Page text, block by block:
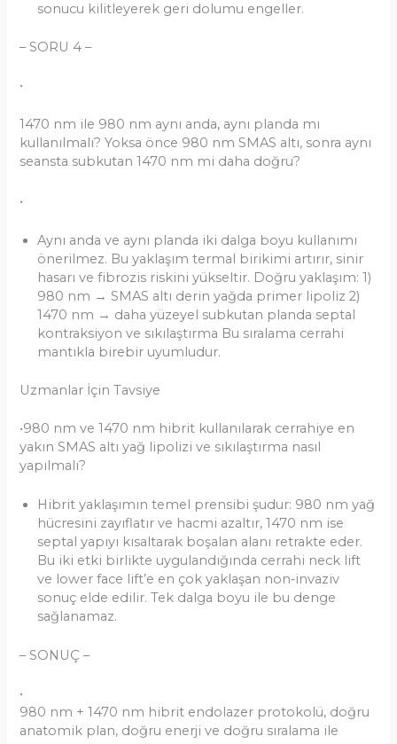
sonucu kilitleyerek geri dolumu engeller.
– SORU 4 –
•
1470 nm ile 980 nm aynı anda, aynı planda mı
kullanılmalı? Yoksa önce 980 nm SMAS altı, sonra aynı
seansta subkutan 1470 nm mi daha doğru?
•
Aynı anda ve aynı planda iki dalga boyu kullanımı
önerilmez. Bu yaklaşım termal birikimi artırır, sinir
hasarı ve fibrozis riskini yükseltir. Doğru yaklaşım: 1)
980 nm → SMAS altı derin yağda primer lipoliz 2)
1470 nm → daha yüzeyel subkutan planda septal
kontraksiyon ve sıkılaştırma Bu sıralama cerrahi
mantıkla birebir uyumludur.
Uzmanlar İçin Tavsiye
•980 nm ve 1470 nm hibrit kullanılarak cerrahiye en
yakın SMAS altı yağ lipolizi ve sıkılaştırma nasıl
yapılmalı?
Hibrit yaklaşımın temel prensibi şudur: 980 nm yağ
hücresini zayıflatır ve hacmi azaltır, 1470 nm ise
septal yapıyı kısaltarak boşalan alanı retrakte eder.
Bu iki etki birlikte uygulandığında cerrahi neck lift
ve lower face lift’e en çok yaklaşan non‑invaziv
sonuç elde edilir. Tek dalga boyu ile bu denge
sağlanamaz.
– SONUÇ –
•
980 nm + 1470 nm hibrit endolazer protokolü, doğru
anatomik plan, doğru enerji ve doğru sıralama ile